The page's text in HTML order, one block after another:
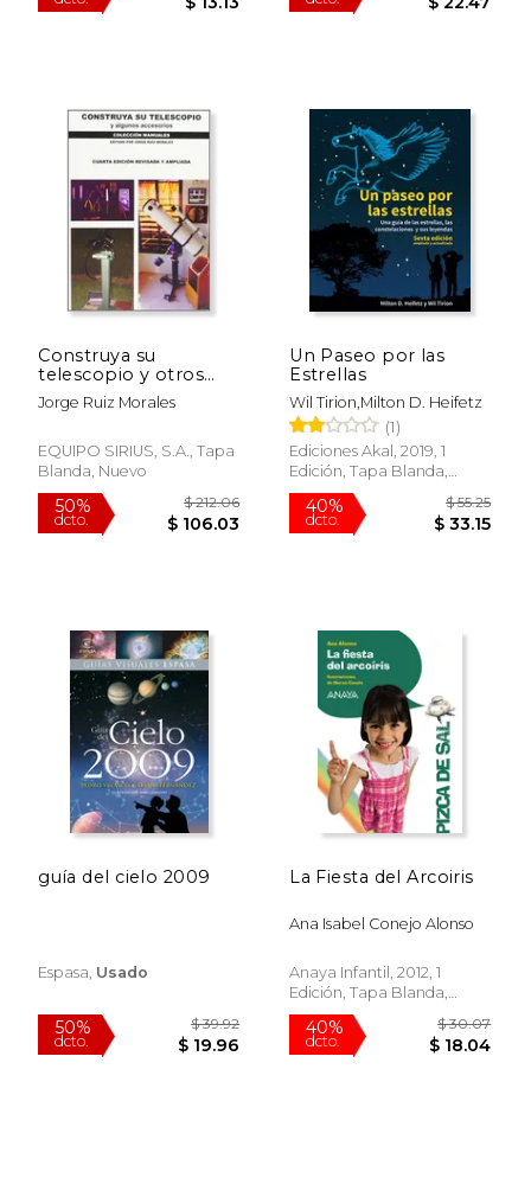
50%
dcto.
$ 55.79
$ 27.89
40%
dcto.
$
$
Construya su
telescopio y otros
accesorios (Manuales)
Jorge Ruiz Morales
EQUIPO SIRIUS, S.A., Tapa
Blanda, Nuevo
Un Paseo por las
Estrellas
Wil Tirion,Milton D. Heifetz
(1)
Ediciones Akal, 2019, 1
Edición, Tapa Blanda,
Nuevo
guía del cielo 2009
Espasa, Usado
La Fiesta del Arcoiris
Ana Isabel Conejo Alonso
Anaya Infantil, 2012, 1
Edición, Tapa Blanda,
Nuevo